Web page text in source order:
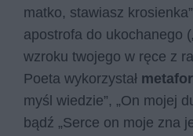
matko, stawiasz
apostrofa do ukochanego
wzroku twojego w ręce z
Poeta wykorzystał
myśl wiedzie”, „On mojej
bądź „Serce on moje zna